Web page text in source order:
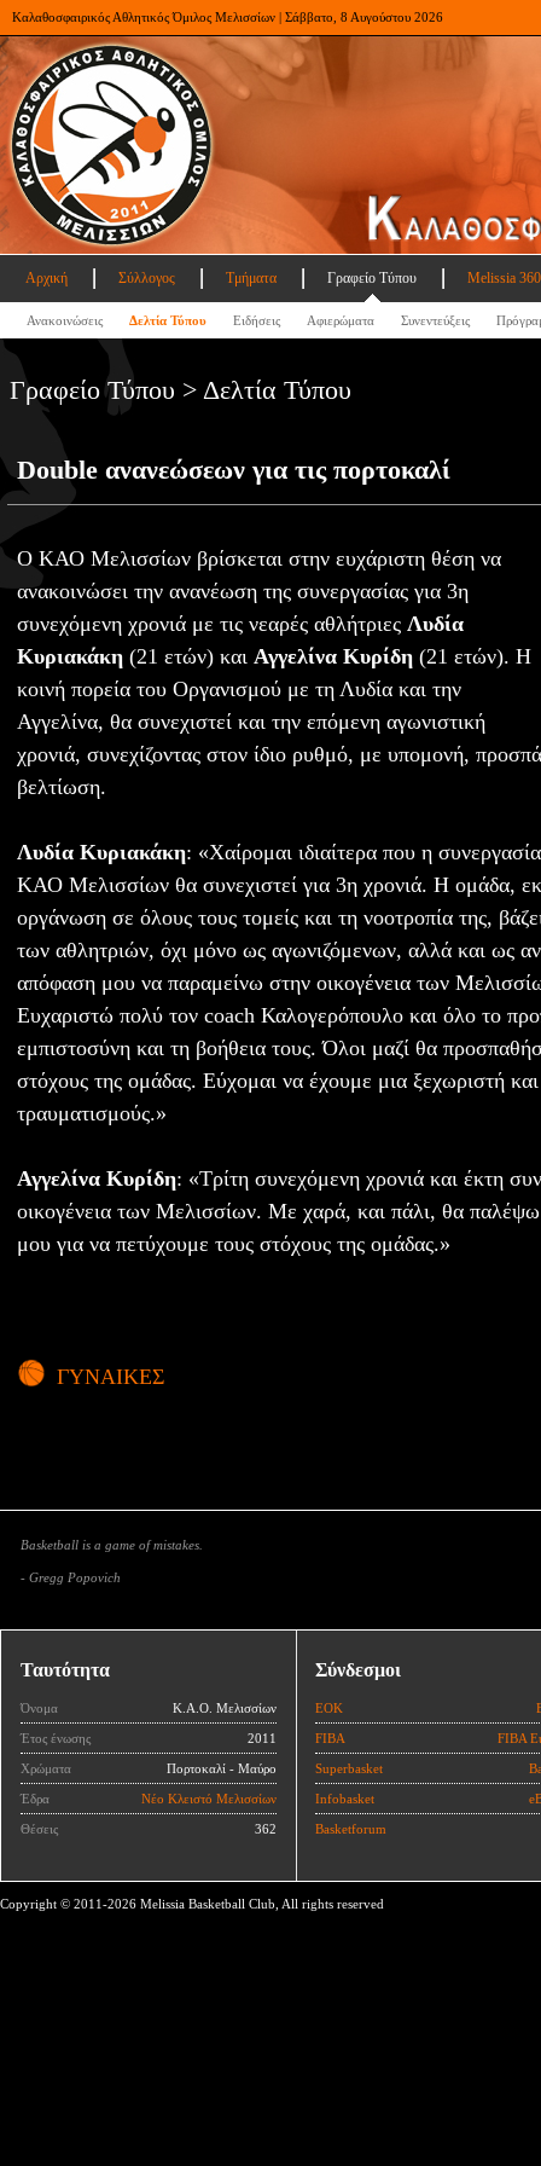
Καλαθοσφαιρικός Αθλητικός Όμιλος Μελισσίων | Σάββατο, 8 Αυγούστου 2026
Αρχική Σύλλογος Τμήματα Γραφείο Τύπου Melissia
Ανακοινώσεις Δελτία Τύπου Ειδήσεις Αφιερώματα Συνεντεύξεις
Γραφείο Τύπου > Δελτία Τύπου
Double ανανεώσεων για τις πορτοκαλί
Ο ΚΑΟ Μελισσίων βρίσκεται στην ευχάριστη θέση να
ανακοινώσει την ανανέωση της συνεργασίας για 3η
συνεχόμενη χρονιά με τις νεαρές αθλήτριες Λυδία
Κυριακάκη (21 ετών) και Αγγελίνα Κυρίδη (21 ετών). Η
κοινή πορεία του Οργανισμού με τη Λυδία και την
Αγγελίνα, θα συνεχιστεί και την επόμενη αγωνιστική
χρονιά, συνεχίζοντας στον ίδιο ρυθμό, με υπομονή,
βελτίωση.
Λυδία Κυριακάκη: «Χαίρομαι ιδιαίτερα που η
ΚΑΟ Μελισσίων θα συνεχιστεί για 3η χρονιά. Η ομάδα,
οργάνωση σε όλους τους τομείς και τη νοοτροπία της,
των αθλητριών, όχι μόνο ως αγωνιζόμενων, αλλά και ως
απόφαση μου να παραμείνω στην οικογένεια των
Ευχαριστώ πολύ τον coach Καλογερόπουλο και όλο το
εμπιστοσύνη και τη βοήθεια τους. Όλοι μαζί θα
στόχους της ομάδας. Εύχομαι να έχουμε μια ξεχωριστή
τραυματισμούς.»
Αγγελίνα Κυρίδη: «Τρίτη συνεχόμενη χρονιά και έκτη
οικογένεια των Μελισσίων. Με χαρά, και πάλι, θα παλέψω
μου για να πετύχουμε τους στόχους της ομάδας.»
ΓΥΝΑΙΚΕΣ
Basketball is a game of mistakes.
- Gregg Popovich
Ταυτότητα
Όνομα Κ.Α.Ο. Μελισσίων
Έτος ένωσης 2011
Χρώματα Πορτοκαλί - Μαύρο
Έδρα Νέο Κλειστό Μελισσίων
Θέσεις 362
Σύνδεσμοι
ΕΟΚ
FIBA FIBA
Superbasket
Infobasket
Basketforum
Copyright © 2011-2026 Melissia Basketball Club, All rights reserved